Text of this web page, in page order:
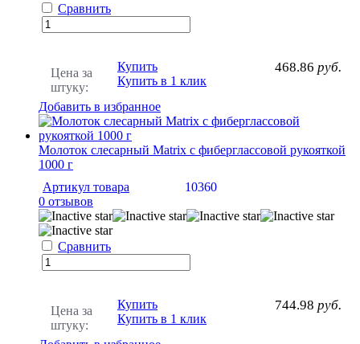
Сравнить
Цена за
штуку:
468.86 руб.
Купить
Купить в 1 клик
Добавить в избранное
Молоток слесарный Matrix с фиберглассовой рукояткой
1000 г
Артикул товара
10360
0 отзывов
Сравнить
Цена за
штуку:
744.98 руб.
Купить
Купить в 1 клик